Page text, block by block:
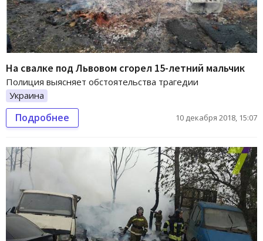
На свалке под Львовом сгорел 15-летний мальчик
Полиция выясняет обстоятельства трагедии
Украина
Подробнее 10 декабря 2018, 15:07